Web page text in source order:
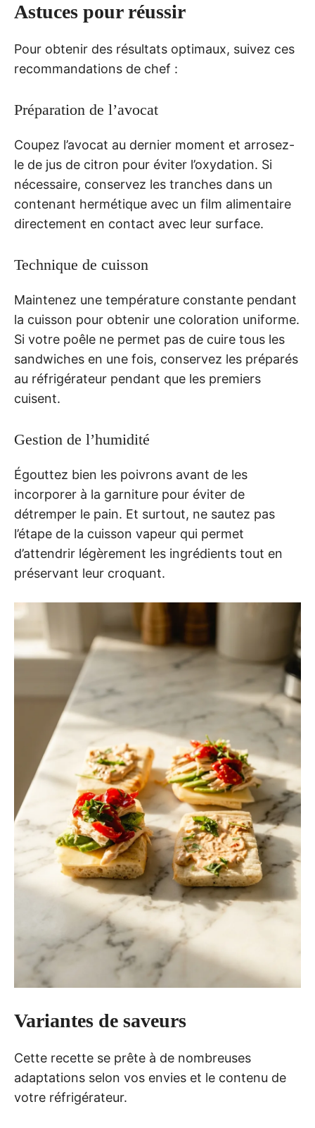
Astuces pour réussir
Pour obtenir des résultats optimaux, suivez ces
recommandations de chef :
Préparation de l’avocat
Coupez l’avocat au dernier moment et arrosez-
le de jus de citron pour éviter l’oxydation. Si
nécessaire, conservez les tranches dans un
contenant hermétique avec un film alimentaire
directement en contact avec leur surface.
Technique de cuisson
Maintenez une température constante pendant
la cuisson pour obtenir une coloration uniforme.
Si votre poêle ne permet pas de cuire tous les
sandwiches en une fois, conservez les préparés
au réfrigérateur pendant que les premiers
cuisent.
Gestion de l’humidité
Égouttez bien les poivrons avant de les
incorporer à la garniture pour éviter de
détremper le pain. Et surtout, ne sautez pas
l’étape de la cuisson vapeur qui permet
d’attendrir légèrement les ingrédients tout en
préservant leur croquant.
Variantes de saveurs
Cette recette se prête à de nombreuses
adaptations selon vos envies et le contenu de
votre réfrigérateur.